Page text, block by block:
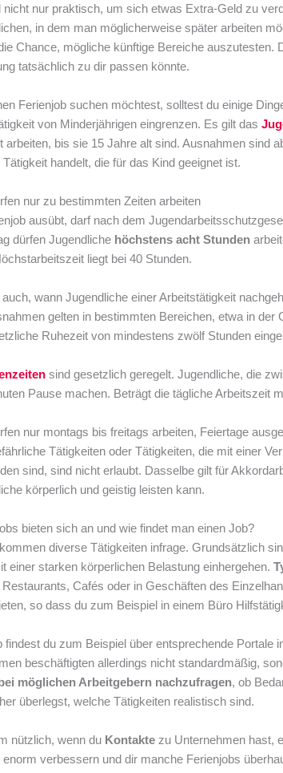
nicht nur praktisch, um sich etwas Extra-Geld zu
in dem man möglicherweise später arbeiten
Chance, mögliche künftige Bereiche
tatsächlich zu dir passen könnte.
Ferienjob suchen möchtest, solltest du einige
von Minderjährigen eingrenzen. Es gilt das
arbeiten, bis sie 15 Jahre alt sind. Ausnahmen sind
handelt, die für das Kind geeignet ist.
nur zu bestimmten Zeiten arbeiten
ausübt, darf nach dem
dürfen Jugendliche höchstens acht Stunden
liegt bei 40 Stunden.
wann Jugendliche einer Arbeitstätigkeit
gelten in bestimmten Bereichen, etwa in
Ruhezeit von mindestens zwölf Stunden
sind gesetzlich geregelt. Jugendliche, die
Pause machen. Beträgt die tägliche Arbeitszeit
nur montags bis freitags arbeiten, Feiertage
Tätigkeiten oder Tätigkeiten, die mit einer
sind, sind nicht erlaubt. Dasselbe gilt für
körperlich und geistig leisten kann.
bieten sich an und wie findet man einen Job?
diverse Tätigkeiten infrage. Grundsätzlich
einer starken körperlichen Belastung einhergehen.
Cafés oder in Geschäften des
so dass du zum Beispiel in einem Büro
findest du zum Beispiel über entsprechende
beschäftigten allerdings nicht standardmäßig,
möglichen Arbeitgebern nachzufragen, ob
überlegst, welche Tätigkeiten realistisch sind.
nützlich, wenn du Kontakte zu Unternehmen hast,
verbessern und dir manche Ferienjobs